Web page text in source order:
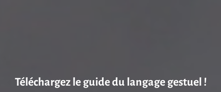
Téléchargez le guide du langage gestuel !